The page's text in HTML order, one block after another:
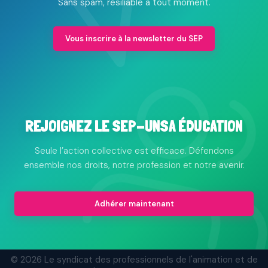
Vous inscrire à la newsletter du SEP
REJOIGNEZ LE SEP-UNSA ÉDUCATION
Seule l’action collective est efficace. Défendons
ensemble nos droits, notre profession et notre avenir.
Adhérer maintenant
© 2026 Le syndicat des professionnels de l'animation et de